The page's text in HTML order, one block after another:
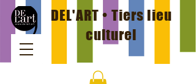
DEL'ART • Tiers lieu
culturel